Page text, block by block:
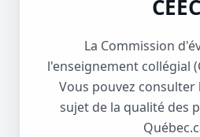
CEEC
La Commission
l'enseignement collégial
Vous pouvez
sujet de la qualité des